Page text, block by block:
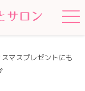
スマスプレゼントにも